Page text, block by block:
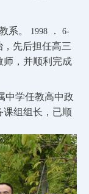
系。 1998 ． 6-
先后担任高三
师，并顺利完成
中学任教高中政
课组组长，已顺